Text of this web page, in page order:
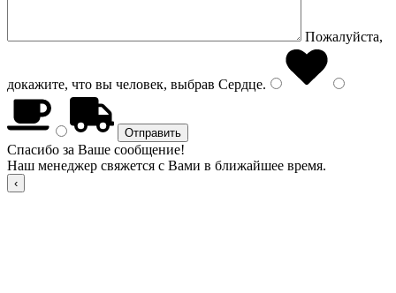
Пожалуйста,
докажите, что вы человек, выбрав Сердце.
Спасибо за Ваше сообщение!
Наш менеджер свяжется с Вами в ближайшее время.